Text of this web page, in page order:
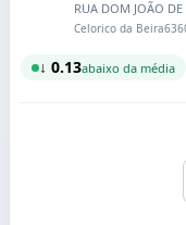
Celorico da Beira
↓ 0.13abaixo da média